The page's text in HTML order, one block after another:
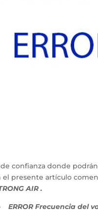
confianza donde
el presente artículo
AIR .
ERROR Frecuencia del